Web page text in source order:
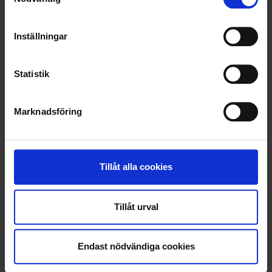
Inställningar
Statistik
Marknadsföring
Tillåt alla cookies
Tillåt urval
Endast nödvändiga cookies
RENHÅLLNING
SAMARBETEN